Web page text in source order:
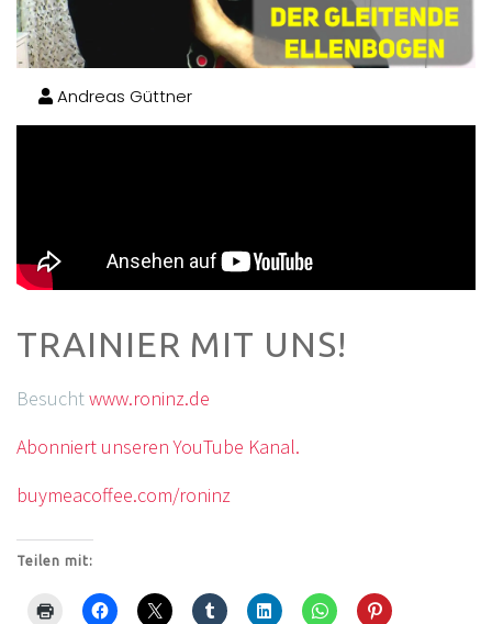
Andreas Güttner
TRAINIER MIT UNS!
Besuchtwww.roninz.de
Abonniert unseren YouTube Kanal.
buymeacoffee.com/roninz
Teilen mit: